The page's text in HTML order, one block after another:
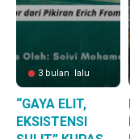
3 bulan lalu
“GAYA ELIT,
EKSISTENSI